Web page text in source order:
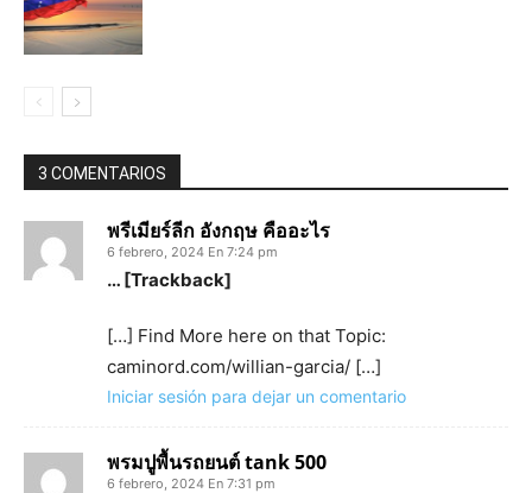
3 COMENTARIOS
พรีเมียร์ลีก อังกฤษ คืออะไร
6 febrero, 2024 En 7:24 pm
… [Trackback]
[…] Find More here on that Topic:
caminord.com/willian-garcia/ […]
Iniciar sesión para dejar un comentario
พรมปูพื้นรถยนต์ tank 500
6 febrero, 2024 En 7:31 pm